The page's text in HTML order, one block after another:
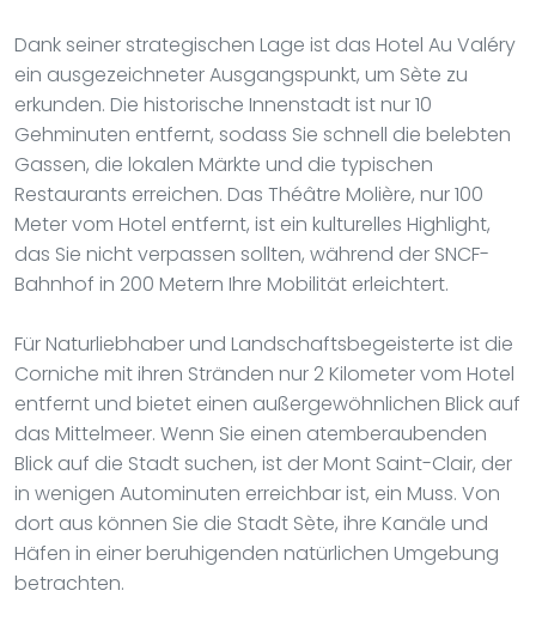
Dank seiner strategischen Lage ist das Hotel Au Valéry
ein ausgezeichneter Ausgangspunkt, um Sète zu
erkunden. Die historische Innenstadt ist nur 10
Gehminuten entfernt, sodass Sie schnell die belebten
Gassen, die lokalen Märkte und die typischen
Restaurants erreichen. Das Théâtre Molière, nur 100
Meter vom Hotel entfernt, ist ein kulturelles Highlight,
das Sie nicht verpassen sollten, während der SNCF-
Bahnhof in 200 Metern Ihre Mobilität erleichtert.
Für Naturliebhaber und Landschaftsbegeisterte ist die
Corniche mit ihren Stränden nur 2 Kilometer vom Hotel
entfernt und bietet einen außergewöhnlichen Blick auf
das Mittelmeer. Wenn Sie einen atemberaubenden
Blick auf die Stadt suchen, ist der Mont Saint-Clair, der
in wenigen Autominuten erreichbar ist, ein Muss. Von
dort aus können Sie die Stadt Sète, ihre Kanäle und
Häfen in einer beruhigenden natürlichen Umgebung
betrachten.